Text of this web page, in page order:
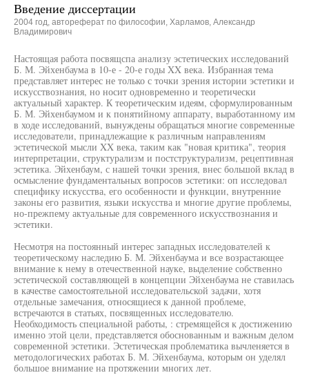
Введение диссертации
2004 год, автореферат по философии, Харламов, Александр
Владимирович
Настоящая работа посвящспа анализу эстетических исследований
Б. М. Эйхенбаума в 10-е - 20-е годы XX века. Избранная тема
представляет интерес не только с точки зрения истории эстетики и
искусствознания, но носит одновременно и теоретически
актуальный характер. К теоретическим идеям, сформулированным
Б. М. Эйхенбаумом и к понятийному аппарату, выработанному им
в ходе исследований, вынуждены обращаться многие современные
исследователи, принадлежащие к различным направлениям
эстетической мысли XX века, таким как "новая критика", теория
интерпретации, структурализм и постструктурализм, рецептивная
эстетика. Эйхенбаум, с нашей точки зрения, внес большой вклад в
осмысление фундаментальных вопросов эстетики: оп исследовал
специфику искусства, его особенности и функции, внутренние
законы его развития, языки искусства и многие другие проблемы,
но-прежпему актуальные для современного искусствознания и
эстетики.
Несмотря на постоянный интерес западных исследователей к
теоретическому наследию Б. М. Эйхенбаума и все возрастающее
внимание к нему в отечественной науке, выделение собственно
эстетической составляющей в концепции Эйхенбаума не ставилась
в качестве самостоятельной исследовательской задачи, хотя
отдельные замечания, относящиеся к данной проблеме,
встречаются в статьях, посвященных исследователю.
Необходимость специальной работы, : стремящейся к достижению
именно этой цели, представляется обоснованным и важным делом
современной эстетики. Эстетическая проблематика вычленяется в
методологических работах Б. М. Эйхенбаума, которым он уделял
большое внимание на протяжении многих лет.